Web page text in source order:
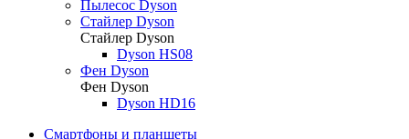
Пылесос Dyson
Стайлер Dyson
Стайлер Dyson
Dyson HS08
Фен Dyson
Фен Dyson
Dyson HD16
Смартфоны и планшеты